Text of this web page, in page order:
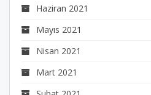
Haziran 2021
Mayıs 2021
Nisan 2021
Mart 2021